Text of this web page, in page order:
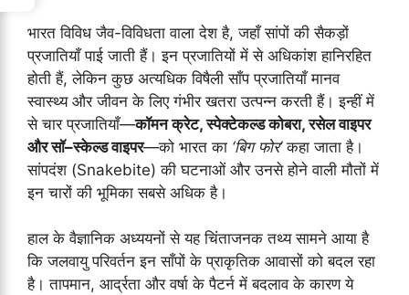
भारत विविध जैव-विविधता वाला देश है, जहाँ सांपों की सैकड़ों
प्रजातियाँ पाई जाती हैं। इन प्रजातियों में से अधिकांश हानिरहित
होती हैं, लेकिन कुछ अत्यधिक विषैली साँप प्रजातियाँ मानव
स्वास्थ्य और जीवन के लिए गंभीर खतरा उत्पन्न करती हैं। इन्हीं में
से चार प्रजातियाँ—कॉमन क्रेट, स्पेक्टेकल्ड कोबरा, रसेल वाइपर
और सॉ–स्केल्ड वाइपर—को भारत का ‘बिग फोर’कहा जाता है।
सांपदंश (Snakebite) की घटनाओं और उनसे होने वाली मौतों में
इन चारों की भूमिका सबसे अधिक है।
हाल के वैज्ञानिक अध्ययनों से यह चिंताजनक तथ्य सामने आया है
कि जलवायु परिवर्तन इन साँपों के प्राकृतिक आवासों को बदल रहा
है। तापमान, आर्द्रता और वर्षा के पैटर्न में बदलाव के कारण ये